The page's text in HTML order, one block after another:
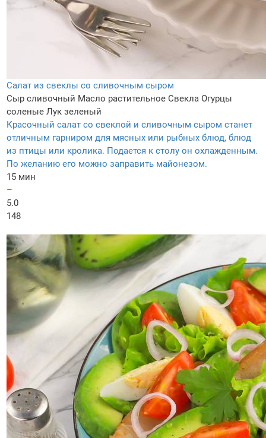
Салат из свеклы со сливочным сыром
Сыр сливочный Масло растительное Свекла Огурцы
соленые Лук зеленый
Красочный салат со свеклой и сливочным сыром станет
отличным гарниром для мясных или рыбных блюд, блюд
из птицы или кролика. Подается к столу он охлажденным.
По желанию его можно заправить майонезом.
15 мин
–
5.0
148